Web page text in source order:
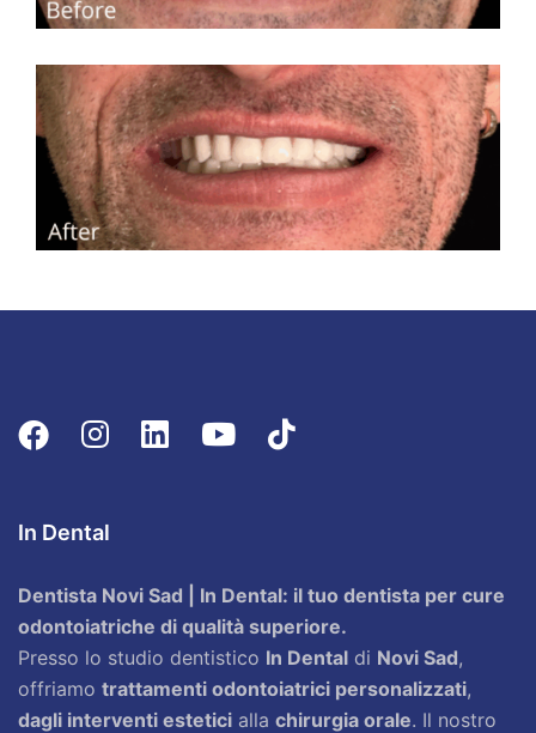
In Dental
Dentista Novi Sad | In Dental: il tuo dentista per cure
odontoiatriche di qualità superiore.
Presso lo studio dentistico In Dental di Novi Sad,
offriamo trattamenti odontoiatrici personalizzati,
dagli interventi estetici alla chirurgia orale. Il nostro